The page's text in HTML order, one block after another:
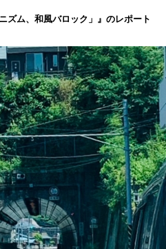
ズム、和風バロック」』のレポート